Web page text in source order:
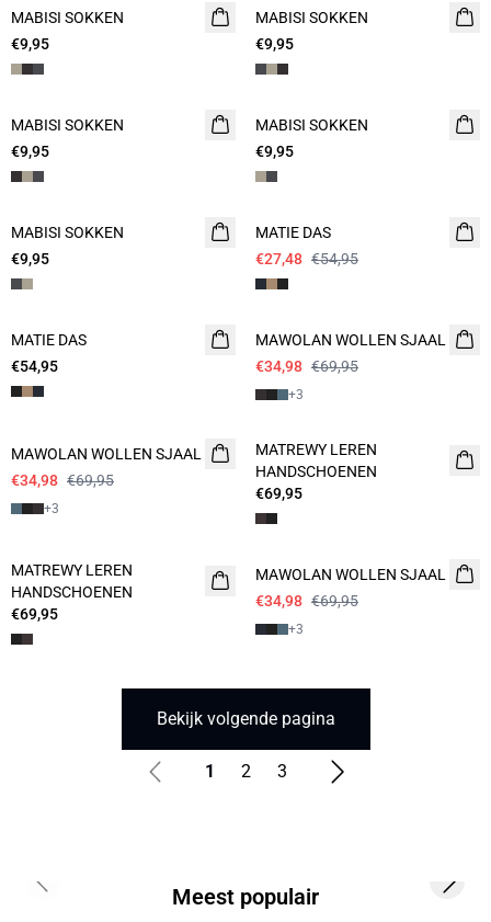
2 for 15
MABISI SOKKEN
€9,95
2 for 15
MABISI SOKKEN
€9,95
2 for 15
MABISI SOKKEN
€9,95
2 for 15
MABISI SOKKEN
€9,95
2 for 15
MABISI SOKKEN
€9,95
- 50%
MATIE DAS
€27,48 €54,95
MATIE DAS
€54,95
- 50%
MAWOLAN WOLLEN SJAAL
€34,98 €69,95
+3
MAWOLAN WOLLEN SJAAL
€34,98 €69,95
+3
MATREWY LEREN
HANDSCHOENEN
€69,95
MATREWY LEREN
HANDSCHOENEN
€69,95
- 50%
MAWOLAN WOLLEN SJAAL
€34,98 €69,95
+3
Bekijk volgende pagina
1 2 3
Meest populair
Previous slide Next